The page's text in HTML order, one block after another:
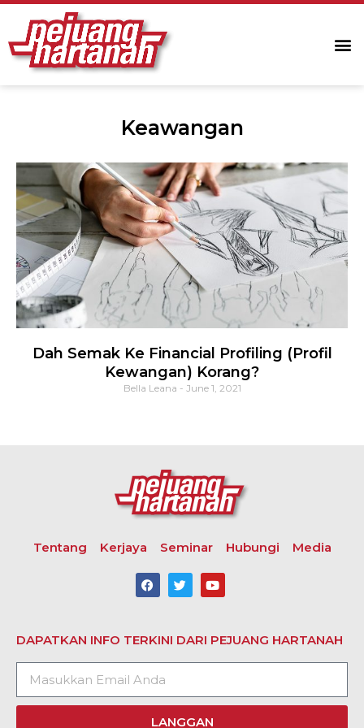
Keawangan
Dah Semak Ke Financial Profiling (Profil
Kewangan) Korang?
Bella Leana June 1, 2021
Tentang Kerjaya Seminar Hubungi Media
DAPATKAN INFO TERKINI DARI PEJUANG HARTANAH
LANGGAN